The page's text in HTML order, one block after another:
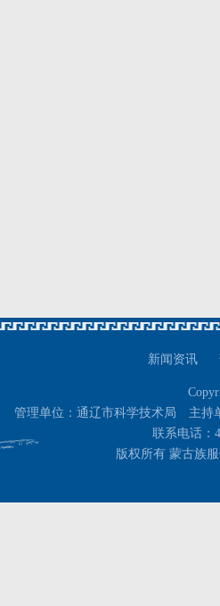
新闻资讯
管理单位：通辽市科学技术局 主持
联系电话：
版权所有 蒙古族